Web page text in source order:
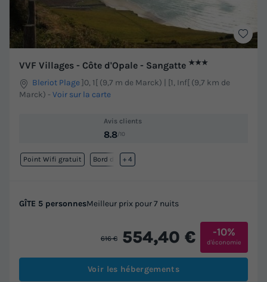
VVF Villages - Côte d'Opale - Sangatte ★★★
Bleriot Plage]0, 1[ (9,7 m de Marck) | [1, Inf[ (9,7 km de
Marck) - Voir sur la carte
Avis clients
8.8/10
Point Wifi gratuit Bord de mer
+ 4
GÎTE 5 personnesMeilleur prix pour 7 nuits
616 € 554,40 € -10%
d'économie
Voir les hébergements